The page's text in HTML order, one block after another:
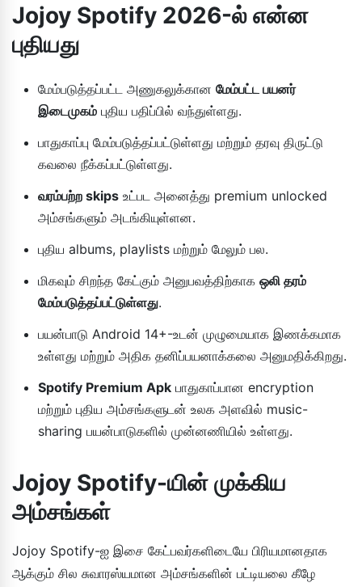
Jojoy Spotify 2026-ல் என்ன
புதியது
மேம்படுத்தப்பட்ட அணுகலுக்கான மேம்பட்ட பயனர்
இடைமுகம் புதிய பதிப்பில் வந்துள்ளது.
பாதுகாப்பு மேம்படுத்தப்பட்டுள்ளது மற்றும் தரவு திருட்டு
கவலை நீக்கப்பட்டுள்ளது.
வரம்பற்ற skips உட்பட அனைத்து premium unlocked
அம்சங்களும் அடங்கியுள்ளன.
புதிய albums, playlists மற்றும் மேலும் பல.
மிகவும் சிறந்த கேட்கும் அனுபவத்திற்காக ஒலி தரம்
மேம்படுத்தப்பட்டுள்ளது.
பயன்பாடு Android 14+-உடன் முழுமையாக இணக்கமாக
உள்ளது மற்றும் அதிக தனிப்பயனாக்கலை அனுமதிக்கிறது.
Spotify Premium Apk பாதுகாப்பான encryption
மற்றும் புதிய அம்சங்களுடன் உலக அளவில் music-
sharing பயன்பாடுகளில் முன்னணியில் உள்ளது.
Jojoy Spotify-யின் முக்கிய
அம்சங்கள்
Jojoy Spotify-ஐ இசை கேட்பவர்களிடையே பிரியமானதாக
ஆக்கும் சில சுவாரஸ்யமான அம்சங்களின் பட்டியலை கீழே